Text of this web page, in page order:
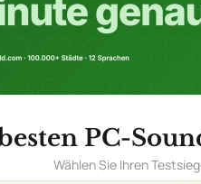
Trust Asto mit